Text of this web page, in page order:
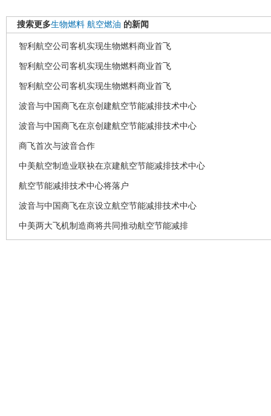
搜索更多生物燃料 航空燃油 的新闻
智利航空公司客机实现生物燃料商业首飞
智利航空公司客机实现生物燃料商业首飞
智利航空公司客机实现生物燃料商业首飞
波音与中国商飞在京创建航空节能减排技术中心
波音与中国商飞在京创建航空节能减排技术中心
商飞首次与波音合作
中美航空制造业联袂在京建航空节能减排技术中心
航空节能减排技术中心将落户
波音与中国商飞在京设立航空节能减排技术中心
中美两大飞机制造商将共同推动航空节能减排